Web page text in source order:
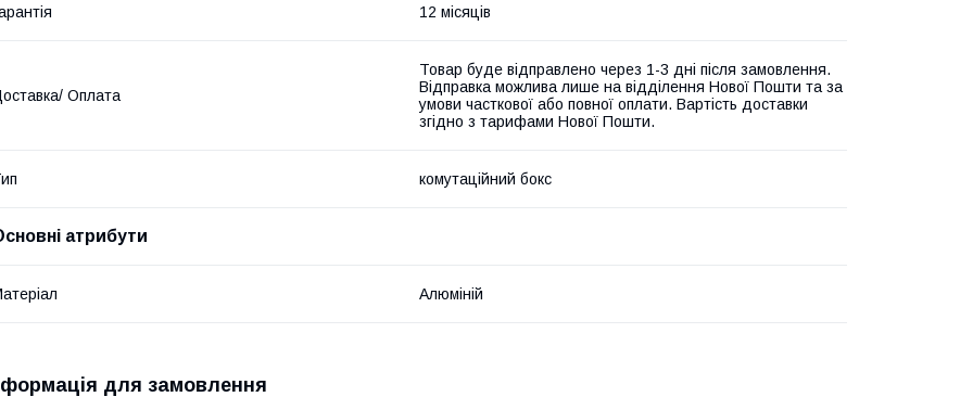
12 місяців
Оплата
Товар буде відправлено через 1-3 дні після замовлення.
Відправка можлива лише на відділення Нової Пошти та за
умови часткової або повної оплати. Вартість доставки
згідно з тарифами Нової Пошти.
комутаційний бокс
атрибути
Алюміній
для замовлення